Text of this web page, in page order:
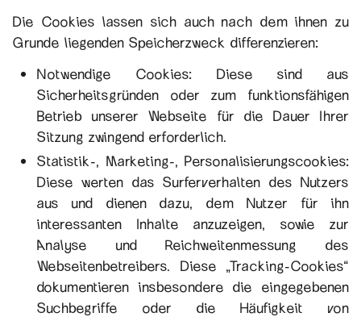
Die Cookies lassen sich auch nach dem ihnen zu
Grunde liegenden Speicherzweck differenzieren:
Notwendige Cookies: Diese sind aus
Sicherheitsgründen oder zum funktionsfähigen
Betrieb unserer Webseite für die Dauer Ihrer
Sitzung zwingend erforderlich.
Statistik-, Marketing-, Personalisierungscookies:
Diese werten das Surferverhalten des Nutzers
aus und dienen dazu, dem Nutzer für ihn
interessanten Inhalte anzuzeigen, sowie zur
Analyse und Reichweitenmessung des
Webseitenbetreibers. Diese „Tracking-Cookies“
dokumentieren insbesondere die eingegebenen
Suchbegriffe oder die Häufigkeit von